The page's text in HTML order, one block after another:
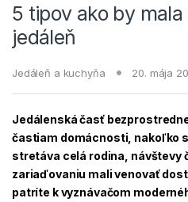
5 tipov ako by
jedáleň
Jedáleň a kuchyňa 20. mája
Jedálenská časť
častiam domácnosti, nakoľko
stretáva celá rodina, návštevy
zariaďovaniu mali venovať
patríte k vyznávačom